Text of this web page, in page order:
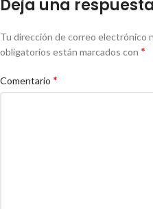
Deja una respuesta
Tu dirección de correo electrónico
obligatorios están marcados con *
Comentario *